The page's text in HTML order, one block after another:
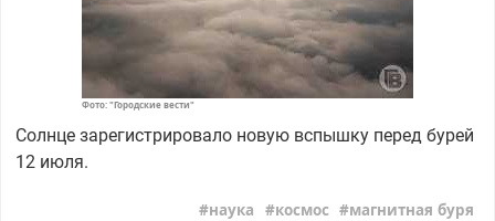
Фото: "Городские вести"
Солнце зарегистрировало новую вспышку перед бурей
12 июля.
наука космос магнитная буря